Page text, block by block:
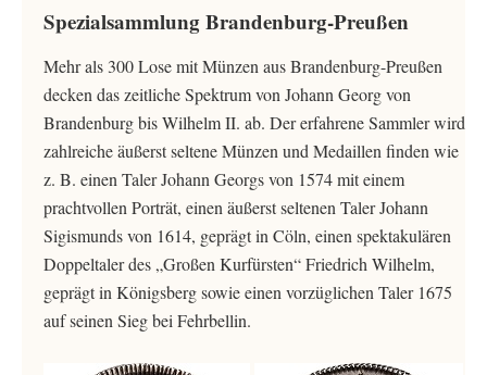
Spezialsammlung Brandenburg-Preußen
Mehr als 300 Lose mit Münzen aus Brandenburg-Preußen
decken das zeitliche Spektrum von Johann Georg von
Brandenburg bis Wilhelm II. ab. Der erfahrene Sammler wird
zahlreiche äußerst seltene Münzen und Medaillen finden wie
z. B. einen Taler Johann Georgs von 1574 mit einem
prachtvollen Porträt, einen äußerst seltenen Taler Johann
Sigismunds von 1614, geprägt in Cöln, einen spektakulären
Doppeltaler des „Großen Kurfürsten“ Friedrich Wilhelm,
geprägt in Königsberg sowie einen vorzüglichen Taler 1675
auf seinen Sieg bei Fehrbellin.